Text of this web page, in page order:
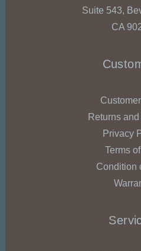
Suite 543,
CA
Returns
Privacy
Terms
Condition